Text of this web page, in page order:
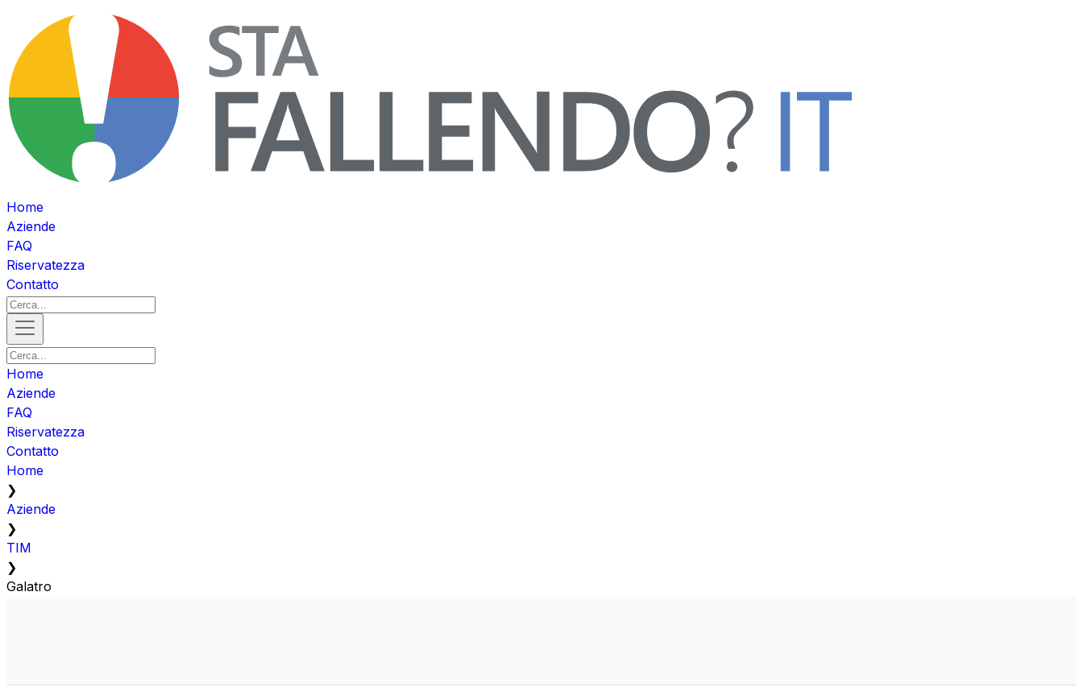
Home
Aziende
FAQ
Riservatezza
Contatto
Home
Aziende
FAQ
Riservatezza
Contatto
Home
❯
Aziende
❯
TIM
❯
Galatro